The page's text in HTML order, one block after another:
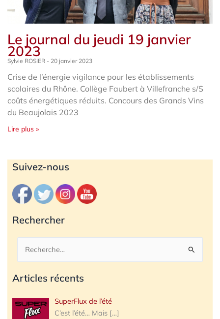
Le journal du jeudi 19 janvier
2023
Sylvie ROSIER 20 janvier 2023
Crise de l’énergie vigilance pour les établissements
scolaires du Rhône. Collège Faubert à Villefranche s/S
coûts énergétiques réduits. Concours des Grands Vins
du Beaujolais 2023
Lire plus »
Suivez-nous
Rechercher
Rechercher :
Articles récents
SuperFlux de l’été
C’est l’été… Mais […]
Archives